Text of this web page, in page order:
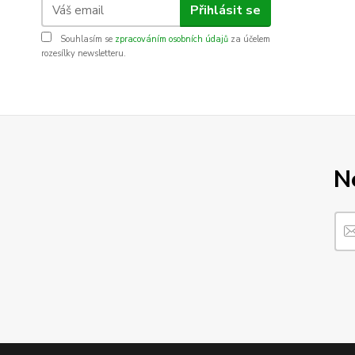
Přihlásit se
Souhlasím se zpracováním osobních údajů za účelem
rozesílky newsletteru.